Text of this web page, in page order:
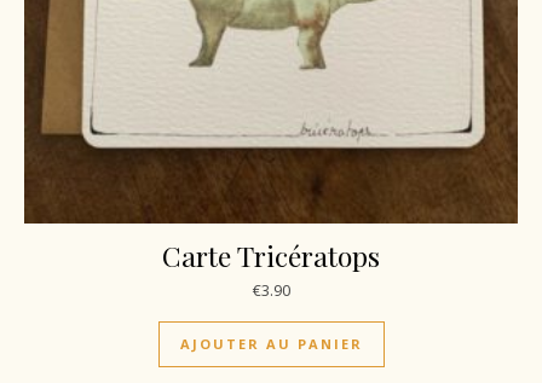
Carte Tricératops
€3.90
AJOUTER AU PANIER